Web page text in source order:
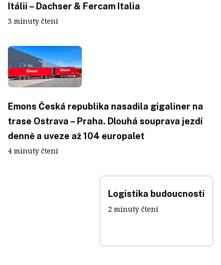
Itálii – Dachser & Fercam Italia
3 minuty čtení
Emons Česká republika nasadila gigaliner na
trase Ostrava – Praha. Dlouhá souprava jezdí
denně a uveze až 104 europalet
4 minuty čtení
Logistika budoucnosti
2 minuty čtení